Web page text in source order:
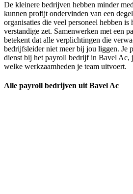
De kleinere bedrijven hebben minder
kunnen profijt ondervinden van een
organisaties die veel personeel hebben is
verstandige zet. Samenwerken met een
betekent dat alle verplichtingen die
bedrijfsleider niet meer bij jou liggen. Je
dienst bij het payroll bedrijf in Bavel Ac,
welke werkzaamheden je team uitvoert.
Alle payroll bedrijven uit Bavel Ac